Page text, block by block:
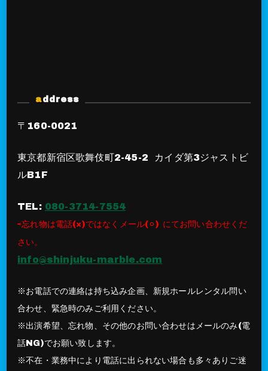
address
〒160-0021
東京都新宿区歌舞伎町2-45-2 カイダ第3ジャストビ
ルB1F
TEL: 080-3714-7554
⇨忘れ物は電話(×)ではなくメール(⚪︎) にてお問い合わせくだ
さい。
info@shinjuku-marble.com
※お電話での連絡は持ち込み企画、新規ホールレンタル問い
合わせ、緊急時のみご利用ください。
※出演希望、忘れ物、その他のお問い合わせはメールのみ(電
話NG)でお願い致します。
※不在・業務中により電話に出られない場合も多々ありご迷